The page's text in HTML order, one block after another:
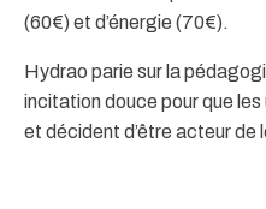
(60€) et d’énergie (70€).
Hydrao parie sur la
incitation douce pour que
et décident d’être acteur de